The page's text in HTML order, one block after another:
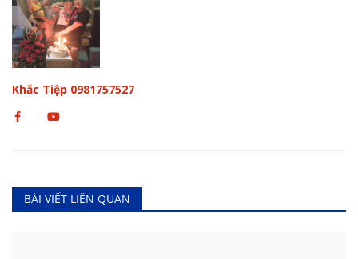
Khắc Tiệp 0981757527
BÀI VIẾT LIÊN QUAN